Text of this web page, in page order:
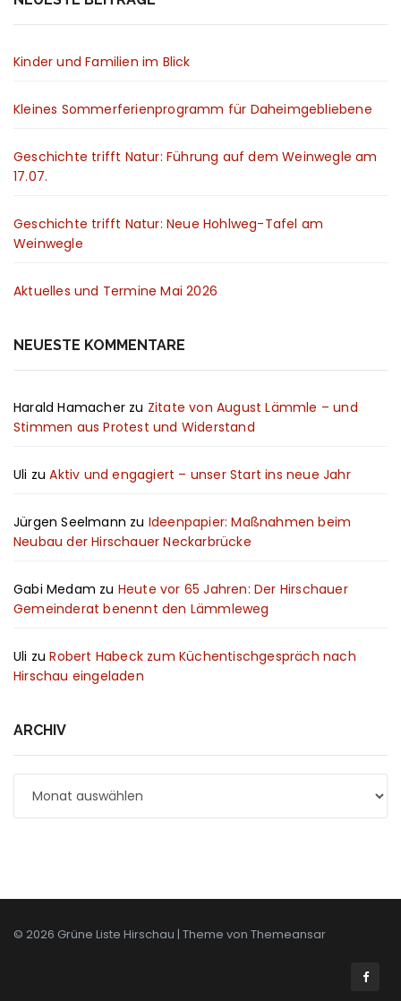
Kinder und Familien im Blick
Kleines Sommerferienprogramm für Daheimgebliebene
Geschichte trifft Natur: Führung auf dem Weinwegle am
17.07.
Geschichte trifft Natur: Neue Hohlweg-Tafel am
Weinwegle
Aktuelles und Termine Mai 2026
NEUESTE KOMMENTARE
Harald Hamacher zu Zitate von August Lämmle – und
Stimmen aus Protest und Widerstand
Uli zuAktiv und engagiert – unser Start ins neue Jahr
Jürgen Seelmann zu Ideenpapier: Maßnahmen beim
Neubau der Hirschauer Neckarbrücke
Gabi Medam zu Heute vor 65 Jahren: Der Hirschauer
Gemeinderat benennt den Lämmleweg
Uli zuRobert Habeck zum Küchentischgespräch nach
Hirschau eingeladen
ARCHIV
© 2026 Grüne Liste Hirschau | Theme von Themeansar